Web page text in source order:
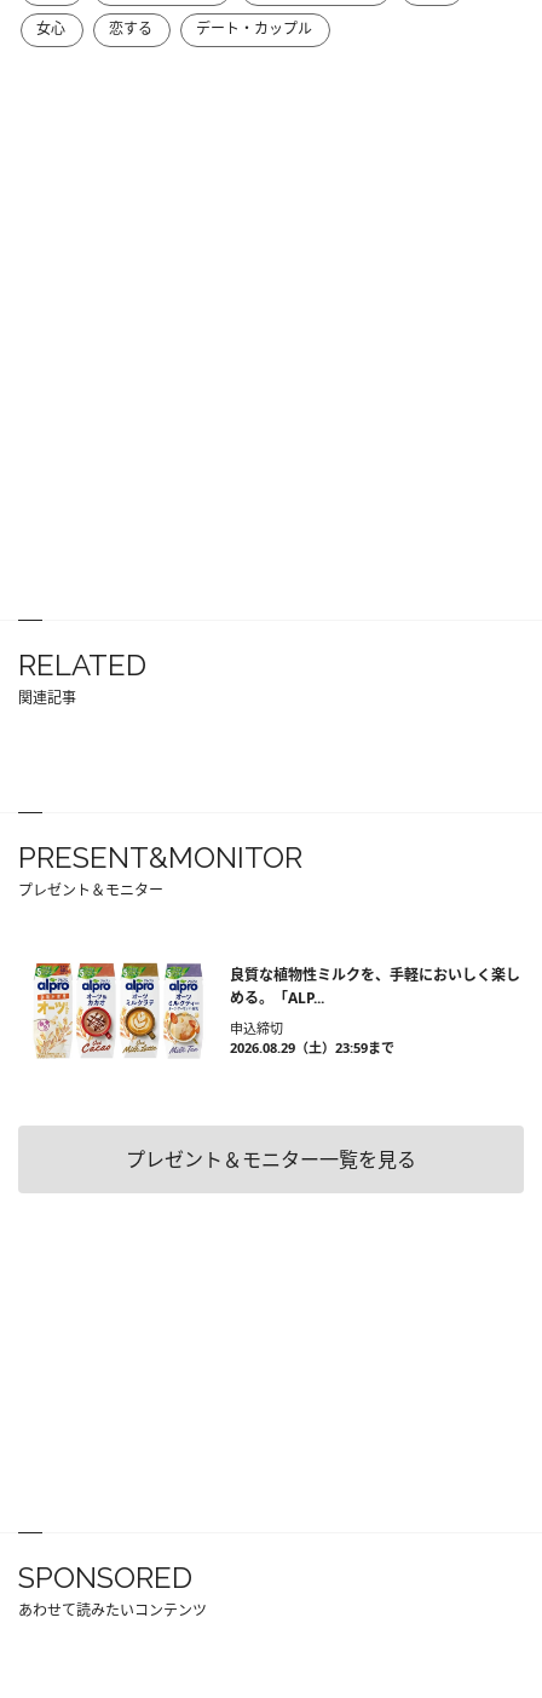
女心
恋する デート・カップル
RELATED
関連記事
PRESENT&MONITOR
プレゼント＆モニター
良質な植物性ミルクを、手軽においしく楽し
める。「ALP...
申込締切
2026.08.29（土）23:59まで
プレゼント＆モニター一覧を見る
SPONSORED
あわせて読みたいコンテンツ